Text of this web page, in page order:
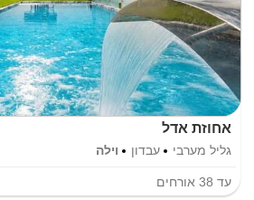
אחוזת אדל
גליל מערבי עבדון וילה
עד 38 אורחים